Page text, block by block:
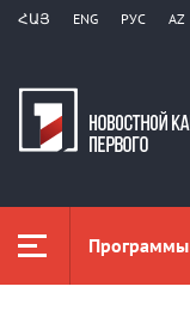
ՀԱՅ ENG РУС AZ
Программы